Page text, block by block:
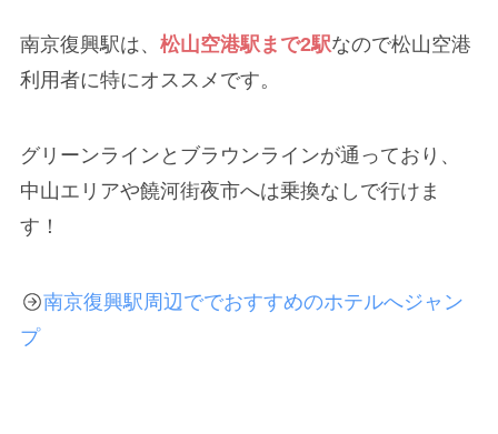
南京復興駅は、 松山空港駅まで2駅なので松山空港
利用者に特にオススメです。
グリーンラインとブラウンラインが通っており、
中山エリアや饒河街夜市へは乗換なしで行けま
す！
南京復興駅周辺ででおすすめのホテルへジャン
プ